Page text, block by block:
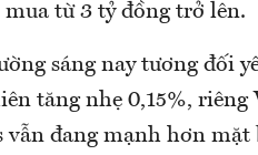
từ 3 tỷ đồng trở lên.
sáng nay tương đối
tăng nhẹ 0,15%, riêng
đang mạnh hơn mặt